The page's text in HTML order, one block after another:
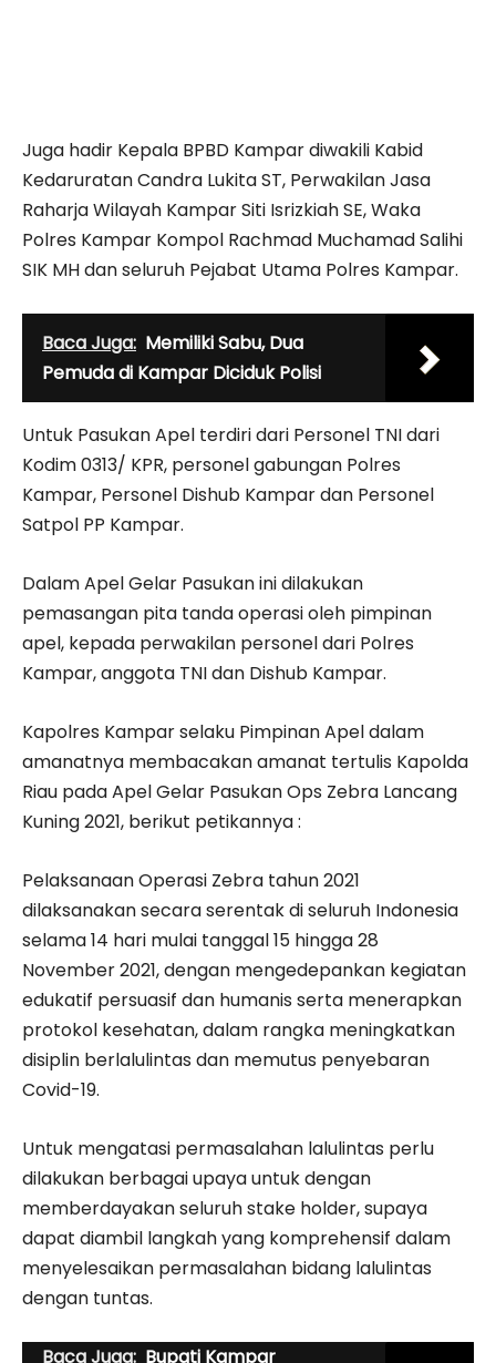
Juga hadir Kepala BPBD Kampar diwakili Kabid
Kedaruratan Candra Lukita ST, Perwakilan Jasa
Raharja Wilayah Kampar Siti Isrizkiah SE, Waka
Polres Kampar Kompol Rachmad Muchamad Salihi
SIK MH dan seluruh Pejabat Utama Polres Kampar.
Baca Juga: Memiliki Sabu, Dua
Pemuda di Kampar Diciduk Polisi
Untuk Pasukan Apel terdiri dari Personel TNI dari
Kodim 0313/ KPR, personel gabungan Polres
Kampar, Personel Dishub Kampar dan Personel
Satpol PP Kampar.
Dalam Apel Gelar Pasukan ini dilakukan
pemasangan pita tanda operasi oleh pimpinan
apel, kepada perwakilan personel dari Polres
Kampar, anggota TNI dan Dishub Kampar.
Kapolres Kampar selaku Pimpinan Apel dalam
amanatnya membacakan amanat tertulis Kapolda
Riau pada Apel Gelar Pasukan Ops Zebra Lancang
Kuning 2021, berikut petikannya :
Pelaksanaan Operasi Zebra tahun 2021
dilaksanakan secara serentak di seluruh Indonesia
selama 14 hari mulai tanggal 15 hingga 28
November 2021, dengan mengedepankan kegiatan
edukatif persuasif dan humanis serta menerapkan
protokol kesehatan, dalam rangka meningkatkan
disiplin berlalulintas dan memutus penyebaran
Covid-19.
Untuk mengatasi permasalahan lalulintas perlu
dilakukan berbagai upaya untuk dengan
memberdayakan seluruh stake holder, supaya
dapat diambil langkah yang komprehensif dalam
menyelesaikan permasalahan bidang lalulintas
dengan tuntas.
Baca Juga: Bupati Kampar